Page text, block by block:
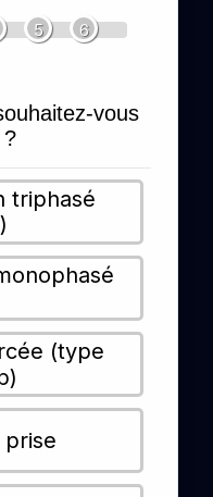
5 6
vous
triphasé
(type
prise